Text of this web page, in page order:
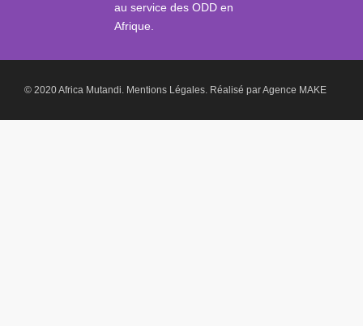
au service des ODD en
Afrique.
© 2020 Africa Mutandi. Mentions Légales. Réalisé parAgence MAKE